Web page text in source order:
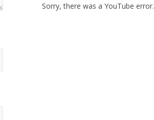
Sorry, there was a YouTube error.